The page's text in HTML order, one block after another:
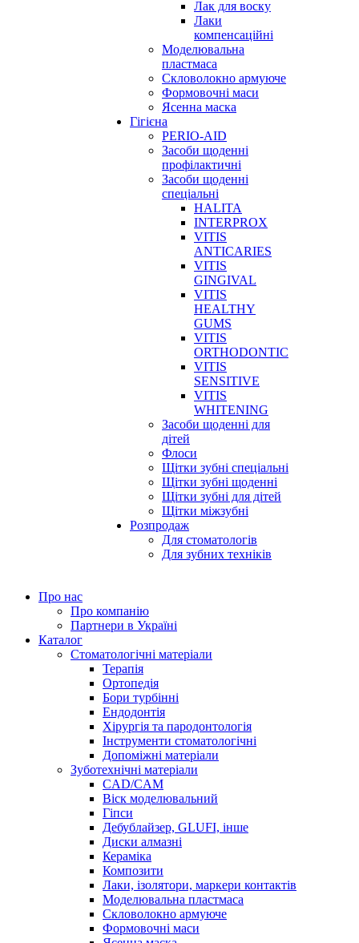
Лак для воску
Лаки
компенсаційні
Моделювальна
пластмаса
Скловолокно армуюче
Формовочні маси
Ясенна маска
Гігієна
PERIO-AID
Засоби щоденні
профілактичні
Засоби щоденні
спеціальні
HALITA
INTERPROX
VITIS
ANTICARIES
VITIS
GINGIVAL
VITIS
HEALTHY
GUMS
VITIS
ORTHODONTIC
VITIS
SENSITIVE
VITIS
WHITENING
Засоби щоденні для
дітей
Флоси
Щітки зубні спеціальні
Щітки зубні щоденні
Щітки зубні для дітей
Щітки міжзубні
Розпродаж
Для стоматологів
Для зубних техніків
Про нас
Про компанію
Партнери в Україні
Каталог
Стоматологічні матеріали
Терапія
Ортопедія
Бори турбінні
Ендодонтія
Хірургія та пародонтологія
Інструменти стоматологічні
Допоміжні матеріали
Зуботехнічні матеріали
CAD/CAM
Віск моделювальний
Гіпси
Дебублайзер, GLUFI, інше
Диски алмазні
Кераміка
Композити
Лаки, ізолятори, маркери контактів
Моделювальна пластмаса
Скловолокно армуюче
Формовочні маси